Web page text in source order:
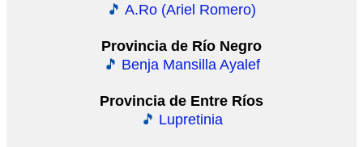
🎵 A.Ro (Ariel Romero)
Provincia de Río Negro
🎵 Benja MansillaAyalef
Provincia de Entre Ríos
🎵 Lupretinia